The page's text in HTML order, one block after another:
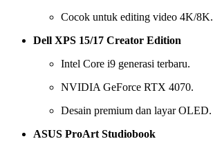
Cocok untuk editing video 4K/8K.
Dell XPS 15/17 Creator Edition
Intel Core i9 generasi terbaru.
NVIDIA GeForce RTX 4070.
Desain premium dan layar OLED.
ASUS ProArt Studiobook